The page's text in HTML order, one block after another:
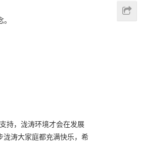
持，泷涛环境才会在发展
泷涛大家庭都充满快乐，希